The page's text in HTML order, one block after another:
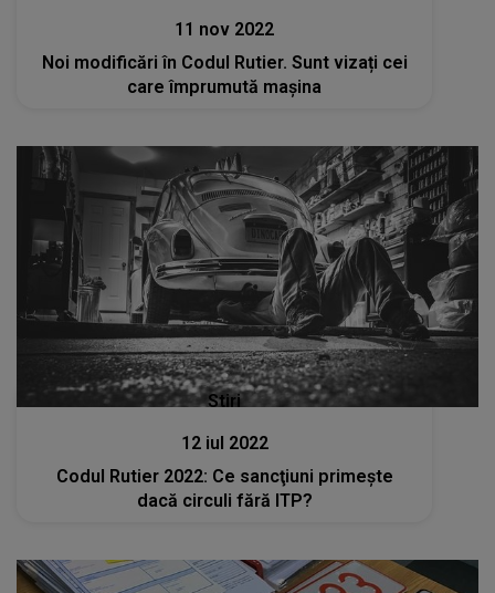
11 nov 2022
Noi modificări în Codul Rutier. Sunt vizați cei
care împrumută maşina
Stiri
12 iul 2022
Codul Rutier 2022: Ce sancţiuni primeşte
dacă circuli fără ITP?